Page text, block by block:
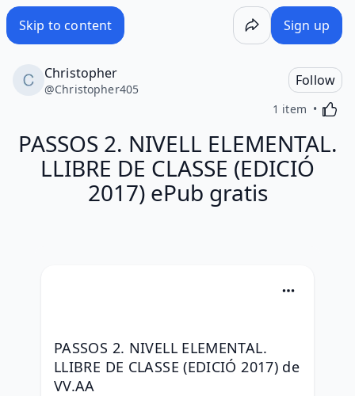
Skip to content Sign up
Christopher
@Christopher405
Follow
1 item
PASSOS 2. NIVELL ELEMENTAL.
LLIBRE DE CLASSE (EDICIÓ
2017) ePub gratis
PASSOS 2. NIVELL ELEMENTAL.
LLIBRE DE CLASSE (EDICIÓ 2017) de
VV.AA